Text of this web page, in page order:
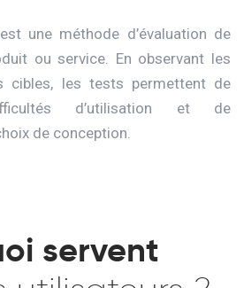
une méthode d’évaluation de
ou service. En observant les
cibles, les tests permettent de
d’utilisation et de
de conception.
servent